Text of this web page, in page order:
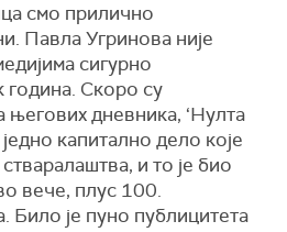
смо прилично
Павла Угринова није
сигурно
година. Скоро су
његових дневника, ‘Нулта
једно капитално дело које
и то је био
вече, плус 100.
је пуно публицитета